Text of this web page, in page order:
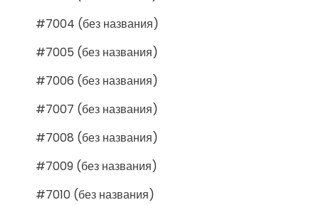
#7004 (без названия)
#7005 (без названия)
#7006 (без названия)
#7007 (без названия)
#7008 (без названия)
#7009 (без названия)
#7010 (без названия)